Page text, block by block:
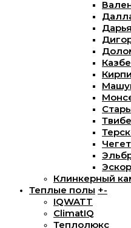
Чегет
Клинкерный
Теплые полы +-
IQWATT
ClimatIQ
Теплолюкс